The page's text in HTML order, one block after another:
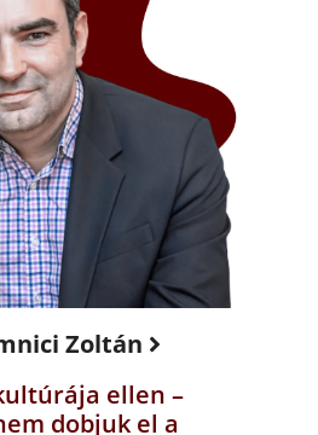
Zoltán
ellen –
dobjuk el a